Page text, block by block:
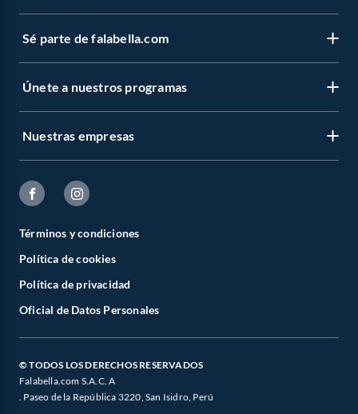
Sé parte de falabella.com
Únete a nuestros programas
Nuestras empresas
Términos y condiciones
Política de cookies
Política de privacidad
Oficial de Datos Personales
© TODOS LOS DERECHOS RESERVADOS
Falabella.com S.A.C. A
. Paseo de la República 3220, San Isidro, Perú